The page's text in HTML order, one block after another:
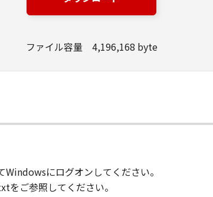
するための非独占的権利をお客様に対して許諾
上で、かかるコンピューターの使用者に対して
ンまたはキヤノンのライセンサーのいかなる知
諾されるものではありません。
部を修正、改変、逆コンパイル、逆アセンブ
行為をさせてはなりません。
ファイル容量 4,196,168 byte
にログオンしてください。
をご参照してください。